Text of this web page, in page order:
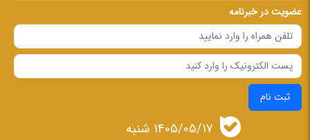
عضویت در خبرنامه
ثبت نام
1405/05/17 شنبه